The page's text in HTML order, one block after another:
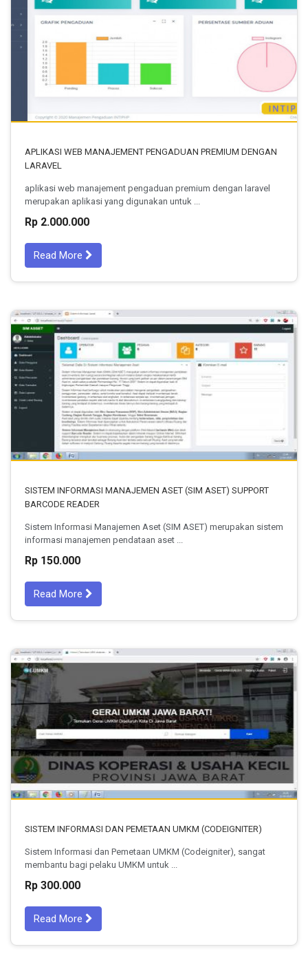
APLIKASI WEB MANAJEMENT PENGADUAN PREMIUM DENGAN
LARAVEL
aplikasi web manajement pengaduan premium dengan laravel
merupakan aplikasi yang digunakan untuk ...
Rp 2.000.000
Read More
SISTEM INFORMASI MANAJEMEN ASET (SIM ASET) SUPPORT
BARCODE READER
Sistem Informasi Manajemen Aset (SIM ASET) merupakan sistem
informasi manajemen pendataan aset ...
Rp 150.000
Read More
SISTEM INFORMASI DAN PEMETAAN UMKM (CODEIGNITER)
Sistem Informasi dan Pemetaan UMKM (Codeigniter), sangat
membantu bagi pelaku UMKM untuk ...
Rp 300.000
Read More